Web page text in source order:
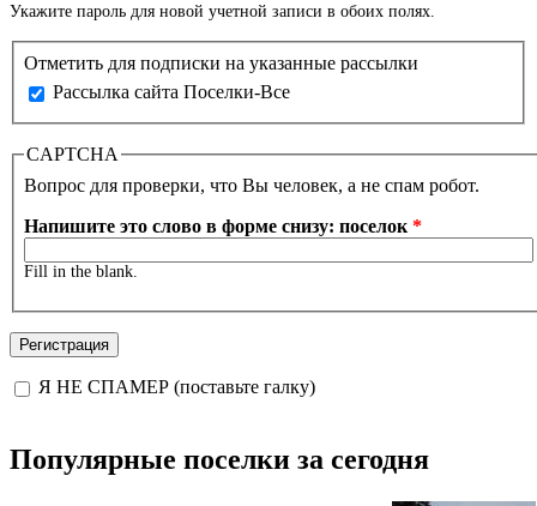
Укажите пароль для новой учетной записи в обоих полях.
Отметить для подписки на указанные рассылки
Рассылка сайта Поселки-Все
CAPTCHA
Вопрос для проверки, что Вы человек, а не спам робот.
Напишите это слово в форме снизу: поселок *
Fill in the blank.
Я НЕ СПАМЕР (поставьте галку)
Популярные поселки за сегодня